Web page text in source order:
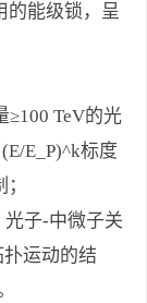
的能级锁，呈
≥100 TeV的光
E_P)^k标度
光子-中微子关
运动的结